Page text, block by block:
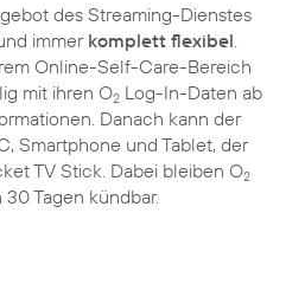
des Streaming-Dienstes
immerkomplett flexibel
Online-Self-Care-Bereich
mit ihren O2 Log-In-Daten ab
Danach kann der
Smartphone und Tablet, der
TV Stick. Dabei bleiben O2
Tagen kündbar.